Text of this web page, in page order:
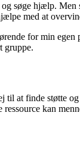
søge hjælp.
med at
for min
gruppe.
at finde støtte
kan